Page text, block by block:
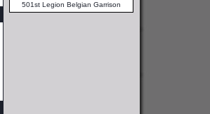
501st Legion Belgian Garrison